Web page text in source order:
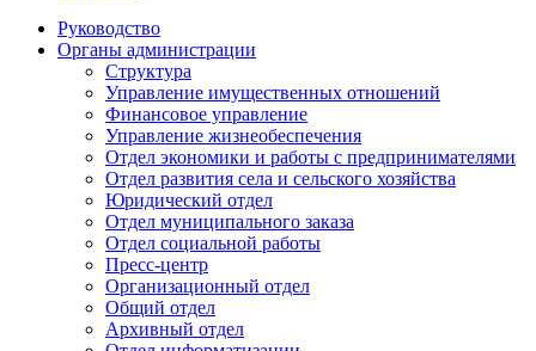
Руководство
Органы администрации
Структура
Управление имущественных отношений
Финансовое управление
Управление жизнеобеспечения
Отдел экономики и работы с предпринимателями
Отдел развития села и сельского хозяйства
Юридический отдел
Отдел муниципального заказа
Отдел социальной работы
Пресс-центр
Организационный отдел
Общий отдел
Архивный отдел